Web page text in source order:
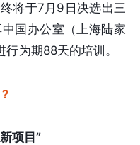
将于7月9日决选出三
国办公室（上海陆家
为期88天的培训。
项目”